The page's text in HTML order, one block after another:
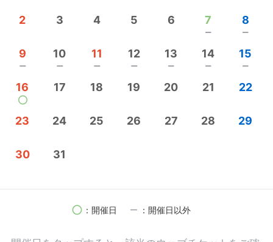
アクティメソッド鹿児島荒田校
https://www.instagram.com/actimethod_kagoshi
maarata
・女性起業家アカデミー
【WEBサポート事業】
X化）
約店
・スムージーショップ Wellness stand We.
2 3 4 5 6 7
remove
8
remove
9
remove
10
remove
11
remove
12
remove
13
remove
14
remove
15
remove
16 17 18 19 20 21 22
23 24 25 26 27 28 29
30 31
circle ：開催日 remove ：開催日以外